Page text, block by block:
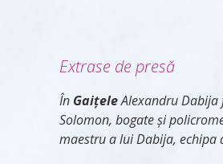
Extrase de presă
În GaiţeleAlexandru Dabija
Solomon, bogate şi
maestru a lui Dabija, echipa